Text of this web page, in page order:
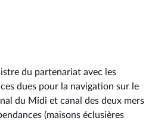
du partenariat avec les
dues pour la navigation sur le
du Midi et canal des deux mers
(maisons éclusières